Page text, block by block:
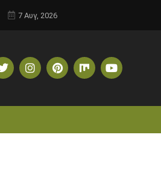
7 Αυγ, 2026